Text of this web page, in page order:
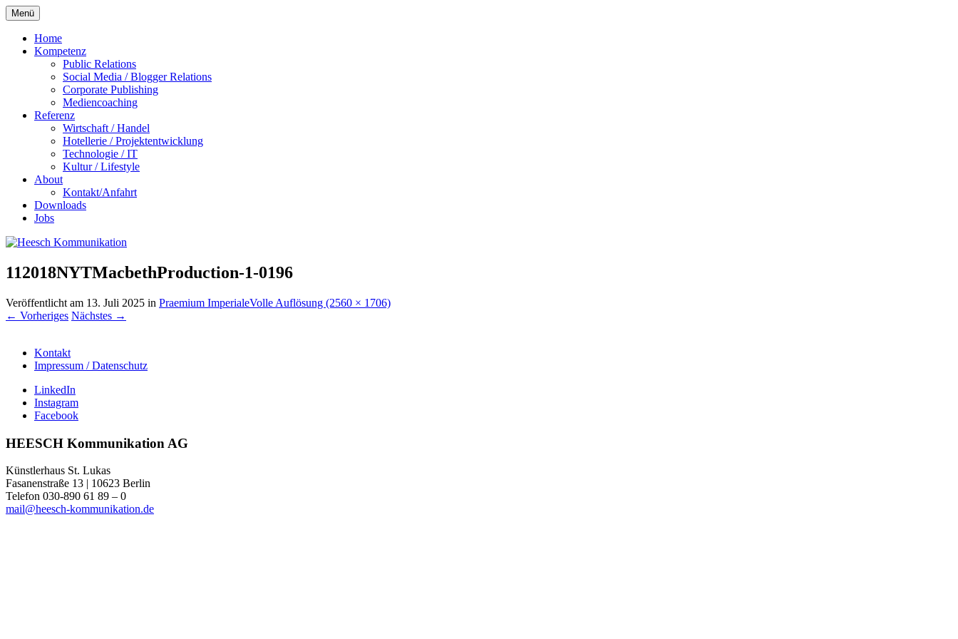
Menü Zum
Inhalt
springen
Home
Kompetenz
Public Relations
Social Media / Blogger Relations
Corporate Publishing
Mediencoaching
Referenz
Wirtschaft / Handel
Hotellerie / Projektentwicklung
Technologie / IT
Kultur / Lifestyle
About
Kontakt/Anfahrt
Downloads
Jobs
112018NYTMacbethProduction-1-0196
Veröffentlicht am 13. Juli 2025 in Praemium ImperialeVolle Auflösung (2560 × 1706)
← Vorheriges Nächstes →
Kontakt
Impressum / Datenschutz
LinkedIn
Instagram
Facebook
HEESCH Kommunikation AG
Künstlerhaus St. Lukas
Fasanenstraße 13 | 10623 Berlin
Telefon 030-890 61 89 – 0
mail@heesch-kommunikation.de